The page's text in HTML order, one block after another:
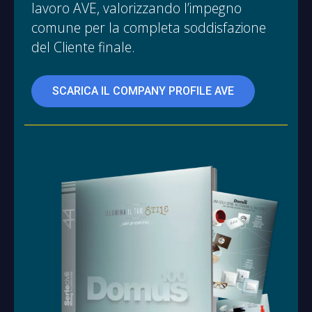
lavoro AVE, valorizzando l’impegno
comune per la completa soddisfazione
del Cliente finale.
SCARICA IL COMPANY PROFILE AVE